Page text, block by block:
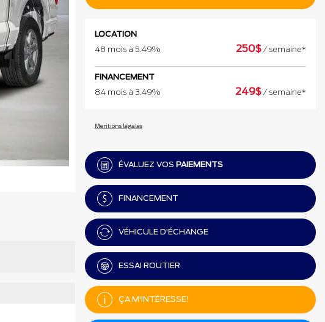
LOCATION
48 mois à 5.49%
250$ / semaine*
FINANCEMENT
84 mois à 3.49%
249$ / semaine*
Mentions légales
ÉVALUEZ VOS PAIEMENTS
FINANCEMENT
VÉHICULE D'ÉCHANGE
ESSAI ROUTIER
ÇA M'INTÉRESSE!